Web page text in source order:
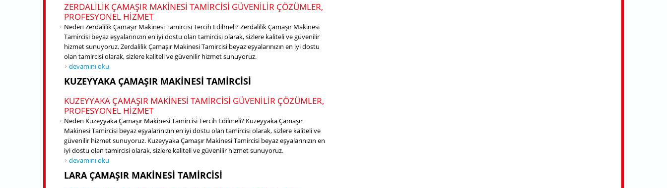
ZERDALILIK ÇAMAŞIR MAKINESI TAMIRCISI GÜVENILIR ÇÖZÜMLER,
PROFESYONEL HIZMET
Neden Zerdalilik Çamaşır Makinesi Tamircisi Tercih Edilmeli? Zerdalilik Çamaşır Makinesi
Tamircisi beyaz eşyalarınızın en iyi dostu olan tamircisi olarak, sizlere kaliteli ve güvenilir
hizmet sunuyoruz. Zerdalilik Çamaşır Makinesi Tamircisi beyaz eşyalarınızın en iyi dostu
olan tamircisi olarak, sizlere kaliteli ve güvenilir hizmet sunuyoruz.
Zerdalilik Çamaşır Makinesi Tamircisi hakkında
devamını oku
KUZEYYAKA ÇAMAŞIR MAKINESI TAMIRCISI
KUZEYYAKA ÇAMAŞIR MAKINESI TAMIRCISI GÜVENILIR ÇÖZÜMLER,
PROFESYONEL HIZMET
Neden Kuzeyyaka Çamaşır Makinesi Tamircisi Tercih Edilmeli? Kuzeyyaka Çamaşır
Makinesi Tamircisi beyaz eşyalarınızın en iyi dostu olan tamircisi olarak, sizlere kaliteli ve
güvenilir hizmet sunuyoruz. Kuzeyyaka Çamaşır Makinesi Tamircisi beyaz eşyalarınızın en
iyi dostu olan tamircisi olarak, sizlere kaliteli ve güvenilir hizmet sunuyoruz.
Kuzeyyaka Çamaşır Makinesi Tamircisi hakkında
devamını oku
LARA ÇAMAŞIR MAKINESI TAMIRCISI